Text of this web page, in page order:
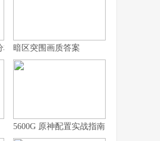
，你的游戏人生不愿被谁知晓
暗区突围画质答案
5600G 原神配置实战指南